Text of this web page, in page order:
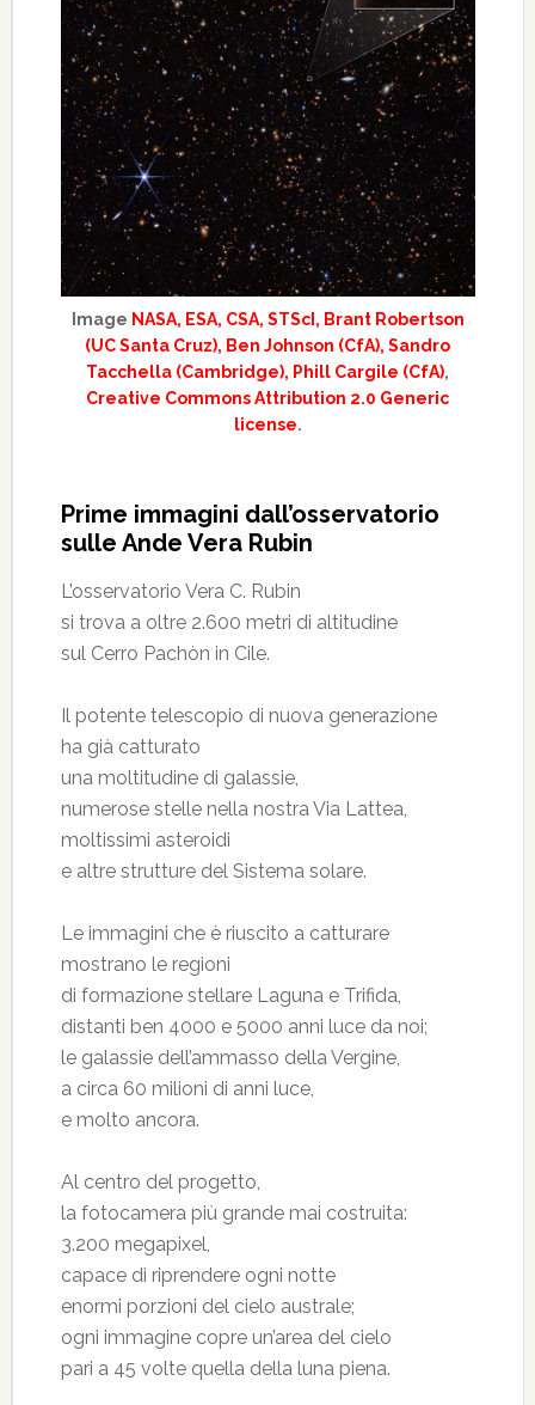
Image NASA, ESA, CSA, STScI, Brant Robertson
(UC Santa Cruz), Ben Johnson (CfA), Sandro
Tacchella (Cambridge), Phill Cargile (CfA),
Creative Commons Attribution 2.0 Generic
license.
Prime immagini dall’osservatorio
sulle Ande Vera Rubin
L’osservatorio Vera C. Rubin
si trova a oltre 2.600 metri di altitudine
sul Cerro Pachòn in Cile.
Il potente telescopio di nuova generazione
ha già catturato
una moltitudine di galassie,
numerose stelle nella nostra Via Lattea,
moltissimi asteroidi
e altre strutture del Sistema solare.
Le immagini che è riuscito a catturare
mostrano le regioni
di formazione stellare Laguna e Trifida,
distanti ben 4000 e 5000 anni luce da noi;
le galassie dell’ammasso della Vergine,
a circa 60 milioni di anni luce,
e molto ancora.
Al centro del progetto,
la fotocamera più grande mai costruita:
3.200 megapixel,
capace di riprendere ogni notte
enormi porzioni del cielo australe;
ogni immagine copre un’area del cielo
pari a 45 volte quella della luna piena.